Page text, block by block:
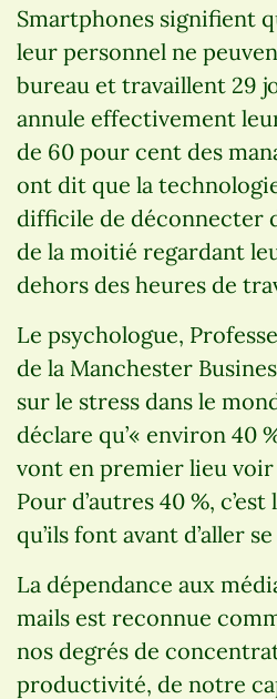
Smartphones signifient
leur personnel ne
bureau et travaillent 29
annule effectivement
de 60 pour cent des
ont dit que la
difficile de déconnecter
de la moitié regardant
dehors des heures de
Le psychologue,
de la Manchester
sur le stress dans le
déclare qu’« environ 40
vont en premier lieu
Pour d’autres 40 %,
qu’ils font avant d’aller
La dépendance aux
mails est reconnue
nos degrés de
productivité, de notre